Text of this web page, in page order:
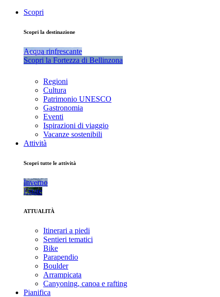
Scopri
Scopri la destinazione
Acqua rinfrescante
Scopri la Fortezza di Bellinzona
Regioni
Cultura
Patrimonio UNESCO
Gastronomia
Eventi
Ispirazioni di viaggio
Vacanze sostenibili
Attività
Scopri tutte le attività
Inverno
Estate
ATTUALITÀ
Itinerari a piedi
Sentieri tematici
Bike
Parapendio
Boulder
Arrampicata
Canyoning, canoa e rafting
Pianifica